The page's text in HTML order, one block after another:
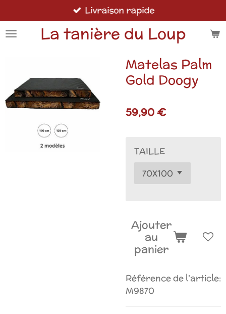
au
contenu
La tanière du Loup
Livraison rapide
Matelas Palm
Gold Doogy
59,90 €
TAILLE
Ajouter
au
panier
Référence de l'article:
M9870